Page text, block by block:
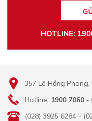
HOTLINE:
357 Lê Hồng Phong,
Hotline: 1900 7060 -
(028) 3925 6284 -